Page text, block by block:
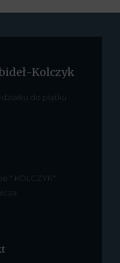
Kolczyk
do piątku
" KOLCZYK"